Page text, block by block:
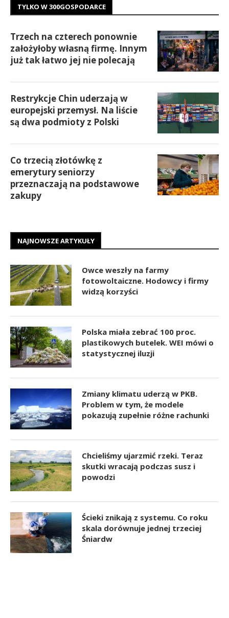
TYLKO W 300GOSPODARCE
Trzech na czterech ponownie
założyłoby własną firmę. Innym
już tak łatwo jej nie polecają
Restrykcje Chin uderzają w
europejski przemysł. Na liście
są dwa podmioty z Polski
Co trzecią złotówkę z
emerytury seniorzy
przeznaczają na podstawowe
zakupy
NAJNOWSZE ARTYKUŁY
Owce weszły na farmy
fotowoltaiczne. Hodowcy i firmy
widzą korzyści
Polska miała zebrać 100 proc.
plastikowych butelek. WEI mówi o
statystycznej iluzji
Zmiany klimatu uderzą w PKB.
Problem w tym, że modele
pokazują zupełnie różne rachunki
Chcieliśmy ujarzmić rzeki. Teraz
skutki wracają podczas susz i
powodzi
Ścieki znikają z systemu. Co roku
skala dorównuje jednej trzeciej
Śniardw